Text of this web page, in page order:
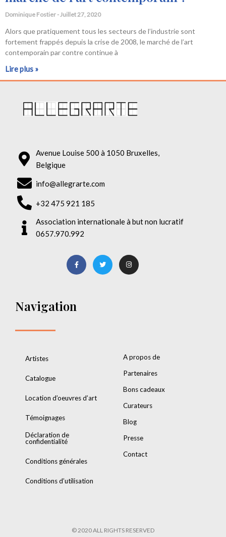
Dominique Fostier Juillet 27, 2020
Alors que pratiquement tous les secteurs de l’industrie sont
fortement frappés depuis la crise de 2008, le marché de l’art
contemporain par contre continue à
Lire plus »
Avenue Louise 500 à 1050 Bruxelles,
Belgique
info@allegrarte.com
+32 475 921 185
Association internationale à but non lucratif
0657.970.992
Navigation
Artistes
Catalogue
Location d’oeuvres d’art
Témoignages
Déclaration de
confidentialité
Conditions générales
Conditions d’utilisation
A propos de
Partenaires
Bons cadeaux
Curateurs
Blog
Presse
Contact
© 2020 ALL RIGHTS RESERVED